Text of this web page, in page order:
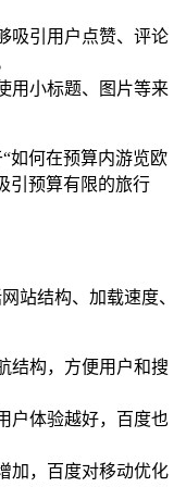
吸引用户点赞、评论
用小标题、图片等来
如何在预算内游览欧
引预算有限的旅行
站结构、加载速度、
结构，方便用户和搜
户体验越好，百度也
加，百度对移动优化